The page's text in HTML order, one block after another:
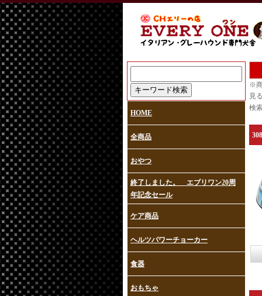
HOME
全商品
おやつ
終了しました。 エブリワン20周
年記念セール
ケア商品
ヘルツパワーチョーカー
食器
おもちゃ
※
見
検